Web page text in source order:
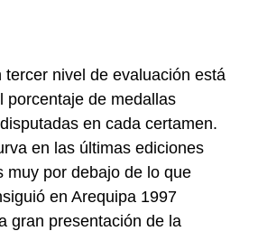
tercer nivel de evaluación está
porcentaje de medallas
en cada certamen.
en las últimas ediciones
muy por debajo de lo que
en Arequipa 1997
gran presentación de la